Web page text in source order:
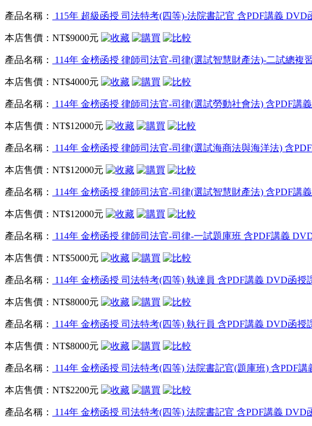
產品名稱： 115年 超級函授 司法特考(四等)-法院書記官 含PDF講義 DVD
本店售價： NT$9000元
產品名稱： 114年 金榜函授 律師司法官-司律(選試智慧財產法)-二試總複
本店售價： NT$4000元
產品名稱： 114年 金榜函授 律師司法官-司律(選試勞動社會法) 含PDF講
本店售價： NT$12000元
產品名稱： 114年 金榜函授 律師司法官-司律(選試海商法與海洋法) 含
本店售價： NT$12000元
產品名稱： 114年 金榜函授 律師司法官-司律(選試智慧財產法) 含PDF講
本店售價： NT$12000元
產品名稱： 114年 金榜函授 律師司法官-司律-一試題庫班 含PDF講義
本店售價： NT$5000元
產品名稱： 114年 金榜函授 司法特考(四等) 執達員 含PDF講義 DVD函授
本店售價： NT$8000元
產品名稱： 114年 金榜函授 司法特考(四等) 執行員 含PDF講義 DVD函授
本店售價： NT$8000元
產品名稱： 114年 金榜函授 司法特考(四等) 法院書記官(題庫班) 含PDF
本店售價： NT$2200元
產品名稱： 114年 金榜函授 司法特考(四等) 法院書記官 含PDF講義 DVD